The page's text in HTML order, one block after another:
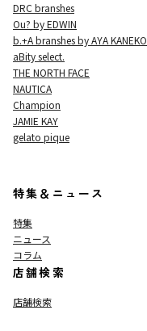
DRC branshes
Ou? by EDWIN
b.+A branshes by AYA KANEKO
aBity select.
THE NORTH FACE
NAUTICA
Champion
JAMIE KAY
gelato pique
特集＆ニュース
特集
ニュース
コラム
店舗検索
店舗検索